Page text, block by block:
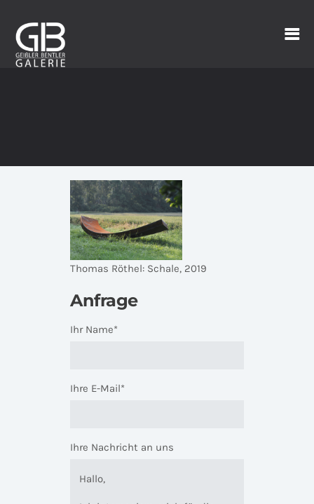
Thomas Röthel: Schale, 2019
Anfrage
Ihr Name*
Ihre E-Mail*
Ihre Nachricht an uns